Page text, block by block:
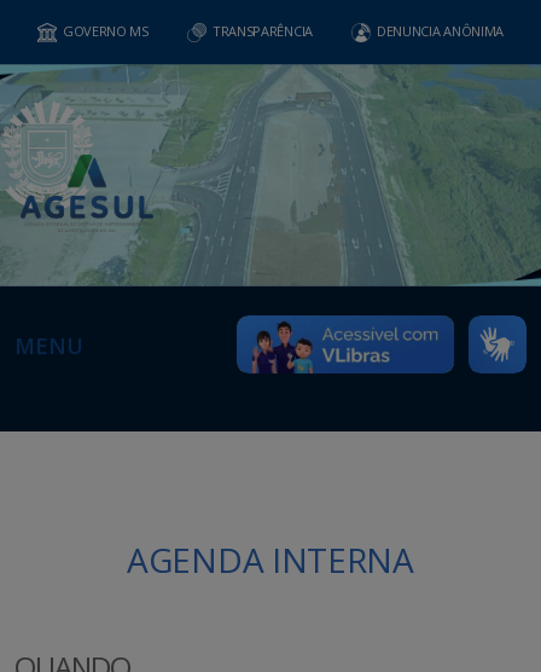
GOVERNO MS TRANSPARÊNCIA DENUNCIA ANÔNIMA
MENU
AGENDA INTERNA